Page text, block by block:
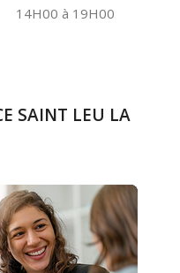
14H00 à 19H00
SAINT LEU LA